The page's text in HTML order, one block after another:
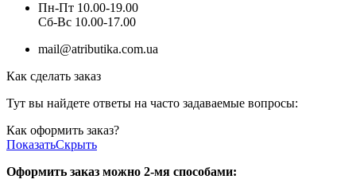
Пн-Пт 10.00-19.00
Cб-Вс 10.00-17.00
mail@atributika.com.ua
Как сделать заказ
Тут вы найдете ответы на часто задаваемые вопросы:
Как оформить заказ?
ПоказатьСкрыть
Оформить заказ можно 2-мя способами: